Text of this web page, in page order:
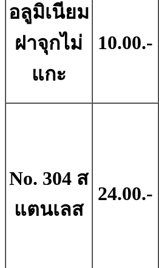
อลูมิเนียม
ฝาจุกไม่
แกะ
10.00.-
No. 304 ส
แตนเลส
24.00.-